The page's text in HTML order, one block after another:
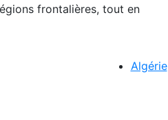
frontalières, tout en
Algérie